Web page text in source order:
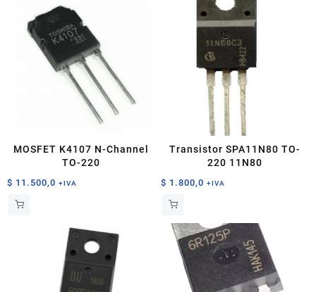
MOSFET K4107 N-Channel
TO-220
$ 11.500,0 +IVA
Transistor SPA11N80 TO-
220 11N80
$ 1.800,0 +IVA